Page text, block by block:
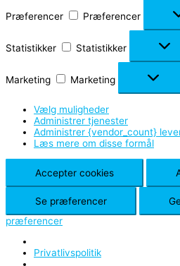
Præferencer Præferencer
Statistikker Statistikker
Marketing Marketing
Vælg muligheder
Administrer tjenester
Administrer {vendor_count}
Læs mere om disse formål
Accepter cookies
Se præferencer
præferencer
Privatlivspolitik